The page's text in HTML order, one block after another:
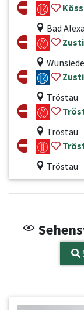
Bad
Tröstau
Tröstau
Tröstau